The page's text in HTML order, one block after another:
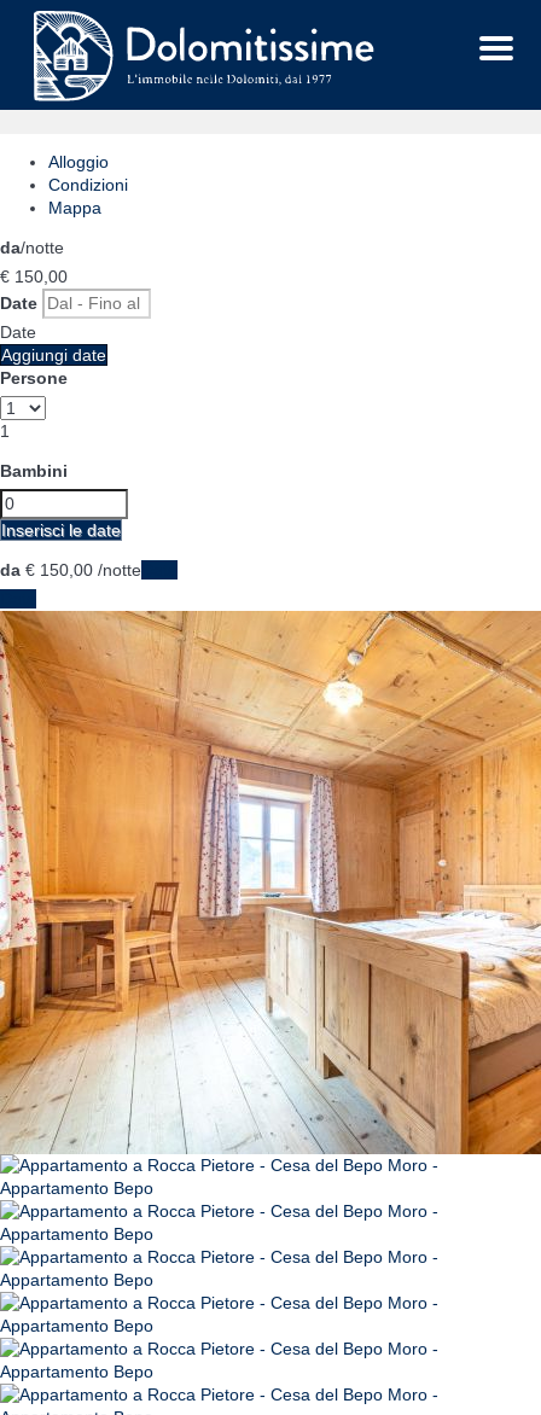
Menu
Alloggio
Condizioni
Mappa
da/notte
€ 150, 00
Date
Date
Aggiungi date
Persone
1
Bambini
Inserisci le date
da € 150, 00 /notte